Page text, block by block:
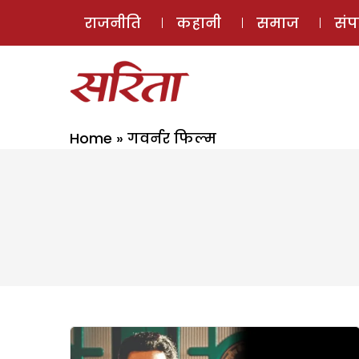
राजनीति कहानी समाज
Home » गवर्नर फिल्म